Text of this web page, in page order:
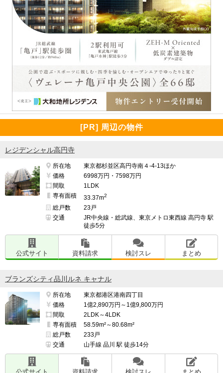
[PR] 周辺の物件
レジデンシャル高円寺
所在地
東京都杉並区高円寺南４-4-13ほか
価格
6998万円・7598万円
間取
1LDK
専有面積
33.37m2
総戸数
23戸
交通
JR中央線・総武線、東京メトロ東西線 高円寺 駅
徒歩5分
公式サイト 資料請求 検討スレ まとめ
ブランズシティ品川ルネ キャナル
所在地
東京都港区港南四丁目
価格
1億2,890万円～1億9,800万円
間取
2LDK～4LDK
専有面積
58.59m²～80.68m²
総戸数
233戸
交通
山手線 品川 駅 徒歩14分